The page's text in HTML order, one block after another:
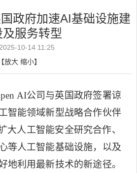
政府加速AI基础设施建
及服务转型
2025-10-14 11:25
【放大 缩小】
AI公司与英国政府签署谅
智能领域新型战略合作伙伴
大人工智能安全研究合作、
等人工智能基础设施，以及
地利用最新技术的新途径。